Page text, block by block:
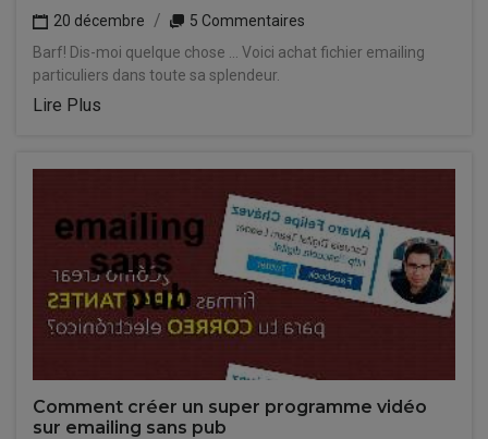
20 décembre
5 Commentaires
Barf! Dis-moi quelque chose ... Voici achat fichier emailing
particuliers dans toute sa splendeur.
Lire Plus
Comment créer un super programme vidéo
sur emailing sans pub